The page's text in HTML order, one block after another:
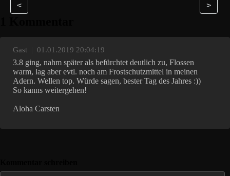
< >
Gast 01.01.2019 20:04:19
3.8 ging, nahm später als befürchtet deutlich zu, Flossen
warm, lag aber evtl. noch am Frostschutzmittel in meinen
Adern. Wellen top. Würde sagen, bester Tag des Jahres :))
So kanns weitergehen!
Aloha Carsten